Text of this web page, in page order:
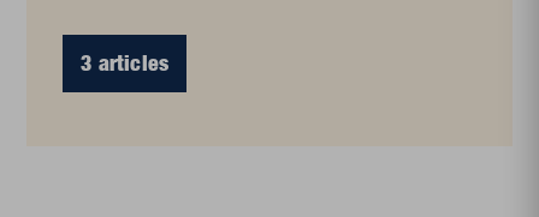
3 articles